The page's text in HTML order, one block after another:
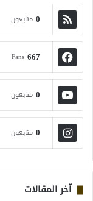
0 متابعون
667
Fans
0 متابعون
0 متابعون
آخر المقالات